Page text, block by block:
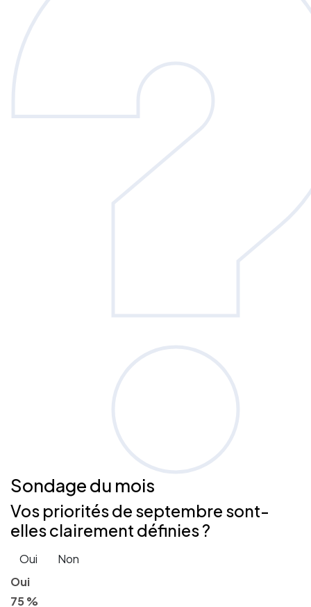
Sondagedu mois
Vos priorités de septembre sont-
elles clairement définies ?
Oui
Non
Oui
75 %